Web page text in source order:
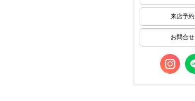
来店予約
お問合せ